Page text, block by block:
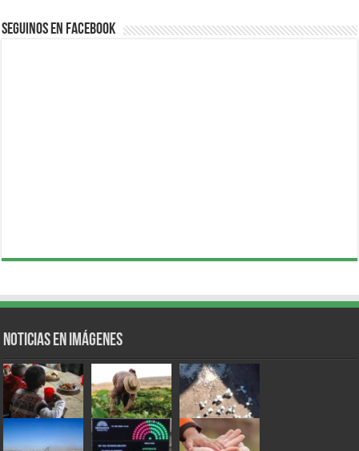
Seguinos en Facebook
Noticias en Imágenes